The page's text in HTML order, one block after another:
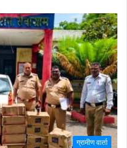
ग्रामीण वार्ता